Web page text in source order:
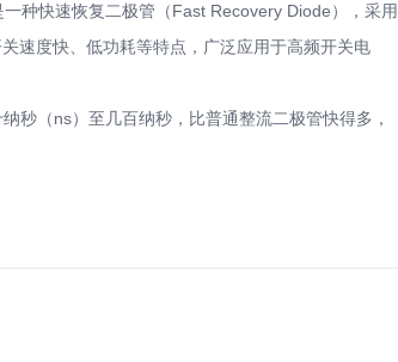
种快速恢复二极管（Fast Recovery Diode），采用
速度快、低功耗等特点，广泛应用于高频开关电
秒（ns）至几百纳秒，比普通整流二极管快得多，